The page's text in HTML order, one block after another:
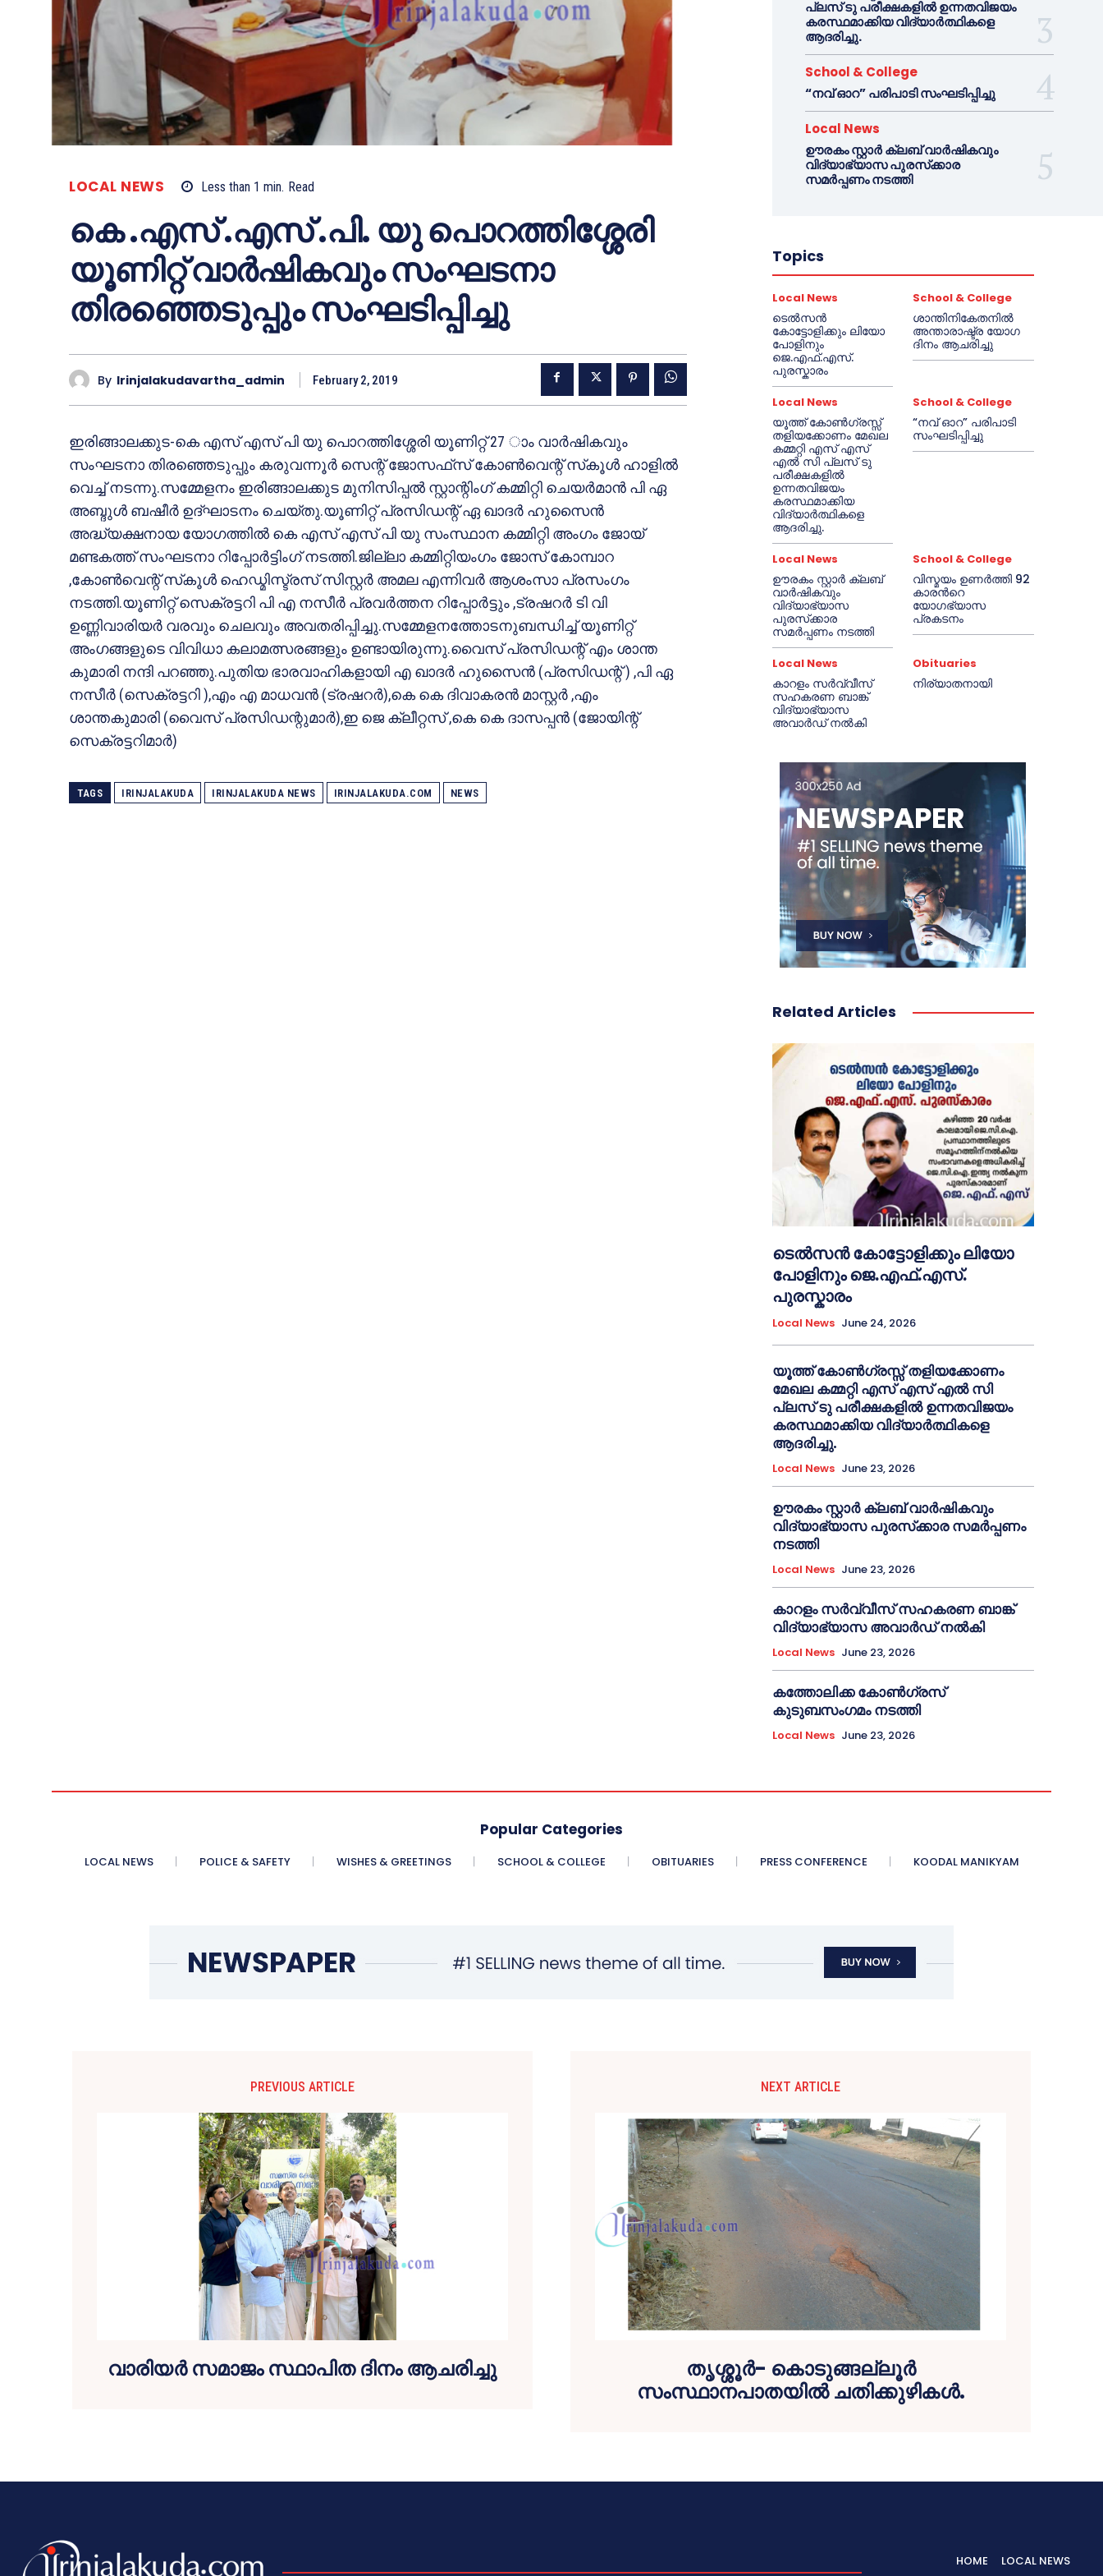
LOCAL NEWS Less than 1 min. Read
കെ .എസ് .എസ് .പി. യു പൊറത്തിശ്ശേരി
യൂണിറ്റ് വാര്‍ഷികവും സംഘടനാ
തിരഞ്ഞെടുപ്പും സംഘടിപ്പിച്ചു
By Irinjalakudavartha_admin February 2, 2019
ഇരിങ്ങാലക്കുട-കെ എസ് എസ് പി യു പൊറത്തിശ്ശേരി യൂണിറ്റ് 27 ാം വാര്‍ഷികവും
സംഘടനാ തിരഞ്ഞെടുപ്പും കരുവന്നൂര്‍ സെന്റ് ജോസഫ്‌സ് കോണ്‍വെന്റ് സ്‌കൂള്‍ ഹാളില്‍
വെച്ച് നടന്നു.സമ്മേളനം ഇരിങ്ങാലക്കുട മുനിസിപ്പല്‍ സ്റ്റാന്റിംഗ് കമ്മിറ്റി ചെയര്‍മാന്‍ പി ഏ
അബ്ദുള്‍ ബഷീര്‍ ഉദ്ഘാടനം ചെയ്തു.യൂണിറ്റ് പ്രസിഡന്റ് ഏ ഖാദര്‍ ഹുസൈന്‍
അദ്ധ്യക്ഷനായ യോഗത്തില്‍ കെ എസ് എസ് പി യു സംസ്ഥാന കമ്മിറ്റി അംഗം ജോയ്
മണ്ടകത്ത് സംഘടനാ റിപ്പോര്‍ട്ടിംഗ് നടത്തി.ജില്ലാ കമ്മിറ്റിയംഗം ജോസ് കോമ്പാറ
,കോണ്‍വെന്റ് സ്‌കൂള്‍ ഹെഡ്മിസ്ട്രസ് സിസ്റ്റര്‍ അമല എന്നിവര്‍ ആശംസാ പ്രസംഗം
നടത്തി.യൂണിറ്റ് സെക്രട്ടറി പി എ നസീര്‍ പ്രവര്‍ത്തന റിപ്പോര്‍ട്ടും ,ട്രഷറര്‍ ടി വി
ഉണ്ണിവാരിയര്‍ വരവും ചെലവും അവതരിപ്പിച്ചു.സമ്മേളനത്തോടനുബന്ധിച്ച് യൂണിറ്റ്
അംഗങ്ങളുടെ വിവിധാ കലാമത്സരങ്ങളും ഉണ്ടായിരുന്നു.വൈസ് പ്രസിഡന്റ് എം ശാന്ത
കുമാരി നന്ദി പറഞ്ഞു.പുതിയ ഭാരവാഹികളായി എ ഖാദര്‍ ഹുസൈന്‍ (പ്രസിഡന്റ് ) ,പി ഏ
നസീര്‍ (സെക്രട്ടറി ),എം എ മാധവന്‍ (ട്രഷറര്‍),കെ കെ ദിവാകരന്‍ മാസ്റ്റര്‍ ,എം
ശാന്തകുമാരി (വൈസ് പ്രസിഡന്റുമാര്‍),ഇ ജെ ക്ലീറ്റസ് ,കെ കെ ദാസപ്പന്‍ (ജോയിന്റ്
സെക്രട്ടറിമാര്‍)
TAGS IRINJALAKUDA IRINJALAKUDA NEWS IRINJALAKUDA.COM NEWS
പ്ലസ് ടു പരീക്ഷകളിൽ ഉന്നതവിജയം
കരസ്ഥമാക്കിയ വിദ്യാർത്ഥികളെ
ആദരിച്ചു.
School & College
“നവ് ഓറ” പരിപാടി സംഘടിപ്പിച്ചു
Local News
ഊരകം സ്റ്റാർ ക്ലബ് വാർഷികവും
വിദ്യാഭ്യാസ പുരസ്‌ക്കാര
സമർപ്പണം നടത്തി
Topics
Local News
ടെൽസൻ
കോട്ടോളിക്കും ലിയോ
പോളിനും
ജെ.എഫ്.എസ്.
പുരസ്കാരം
School & College
ശാന്തിനികേതനിൽ
അന്താരാഷ്ട്ര യോഗ
ദിനം ആചരിച്ചു
Local News
യൂത്ത് കോൺഗ്രസ്സ്
തളിയക്കോണം മേഖല
കമ്മറ്റി എസ് എസ്
എൽ സി പ്ലസ് ടു
പരീക്ഷകളിൽ
ഉന്നതവിജയം
കരസ്ഥമാക്കിയ
വിദ്യാർത്ഥികളെ
ആദരിച്ചു.
School & College
“നവ് ഓറ” പരിപാടി
സംഘടിപ്പിച്ചു
Local News
ഊരകം സ്റ്റാർ ക്ലബ്
വാർഷികവും
വിദ്യാഭ്യാസ
പുരസ്‌ക്കാര
സമർപ്പണം നടത്തി
School & College
വിസ്മയം ഉണർത്തി 92
കാരൻറെ
യോഗഭ്യാസ
പ്രകടനം
Local News
കാറളം സർവ്വീസ്
സഹകരണ ബാങ്ക്
വിദ്യാഭ്യാസ
അവാർഡ് നൽകി
Obituaries
നിര്യാതനായി
Related Articles
ടെൽസൻ കോട്ടോളിക്കും ലിയോ
പോളിനും ജെ.എഫ്.എസ്.
പുരസ്കാരം
Local News June 24, 2026
യൂത്ത് കോൺഗ്രസ്സ് തളിയക്കോണം
മേഖല കമ്മറ്റി എസ് എസ് എൽ സി
പ്ലസ് ടു പരീക്ഷകളിൽ ഉന്നതവിജയം
കരസ്ഥമാക്കിയ വിദ്യാർത്ഥികളെ
ആദരിച്ചു.
Local News June 23, 2026
ഊരകം സ്റ്റാർ ക്ലബ് വാർഷികവും
വിദ്യാഭ്യാസ പുരസ്‌ക്കാര സമർപ്പണം
നടത്തി
Local News June 23, 2026
കാറളം സർവ്വീസ് സഹകരണ ബാങ്ക്
വിദ്യാഭ്യാസ അവാർഡ് നൽകി
Local News June 23, 2026
കത്തോലിക്ക കോൺഗ്രസ്
കുടുബസംഗമം നടത്തി
Local News June 23, 2026
Popular Categories
LOCAL NEWS POLICE & SAFETY WISHES & GREETINGS SCHOOL & COLLEGE OBITUARIES PRESS CONFERENCE KOODAL MANIKYAM
PREVIOUS ARTICLE
വാരിയര്‍ സമാജം സ്ഥാപിത ദിനം ആചരിച്ചു
NEXT ARTICLE
തൃശ്ശൂര്‍- കൊടുങ്ങല്ലൂര്‍
സംസ്ഥാനപാതയില്‍ ചതിക്കുഴികള്‍.
HOME
LOCAL NEWS